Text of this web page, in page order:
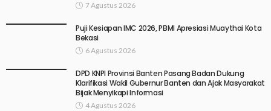
7 Agustus 2026
Puji Kesiapan IMC 2026, PBMI Apresiasi Muaythai Kota
Bekasi
6 Agustus 2026
DPD KNPI Provinsi Banten Pasang Badan Dukung
Klarifikasi Wakil Gubernur Banten dan Ajak Masyarakat
Bijak Menyikapi Informasi
4 Agustus 2026